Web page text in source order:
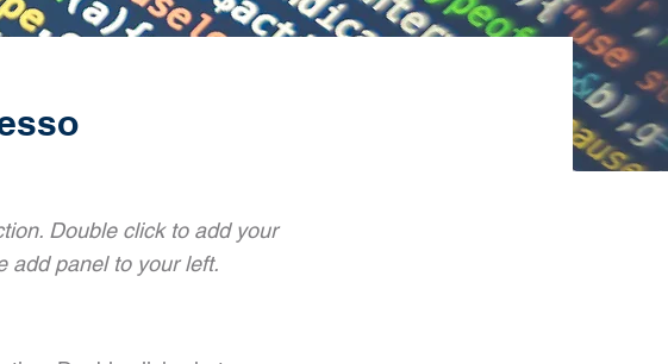
Double click to add your
add panel to your left.